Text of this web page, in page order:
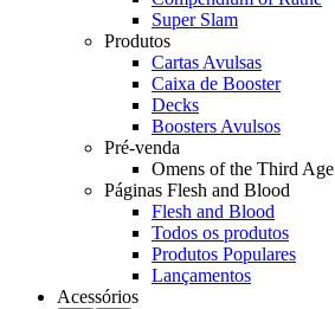
Super Slam
Produtos
Cartas Avulsas
Caixa de Booster
Decks
Boosters Avulsos
Pré-venda
Omens of the Third Age
Páginas Flesh and Blood
Flesh and Blood
Todos os produtos
Produtos Populares
Lançamentos
Acessórios